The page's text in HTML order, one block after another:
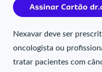
Nexavar deve ser
oncologista ou
tratar pacientes com